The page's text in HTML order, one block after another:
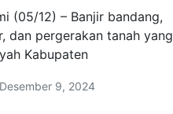
(05/12) – Banjir bandang,
dan pergerakan tanah yang
Kabupaten
9, 2024